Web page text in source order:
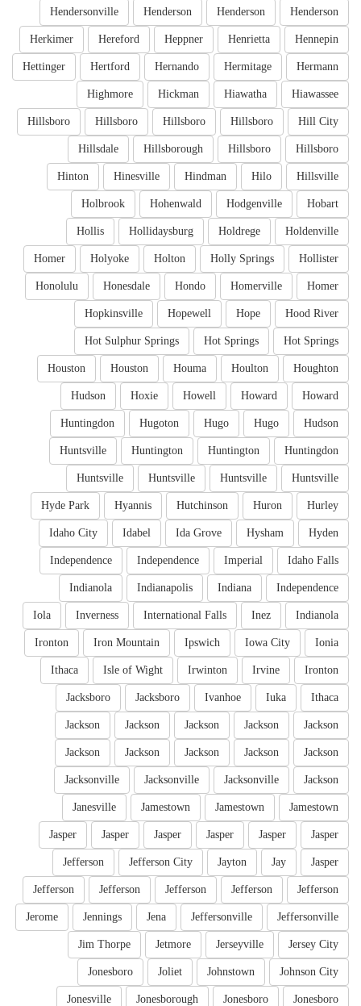
Henderson
Henderson
Henderson
Hendersonville
Hennepin
Henrietta
Heppner
Hereford
Herkimer
Hermann
Hermitage
Hernando
Hertford
Hettinger
Hiawassee
Hiawatha
Hickman
Highmore
Hill City
Hillsboro
Hillsboro
Hillsboro
Hillsboro
Hillsboro
Hillsboro
Hillsborough
Hillsdale
Hillsville
Hilo
Hindman
Hinesville
Hinton
Hobart
Hodgenville
Hohenwald
Holbrook
Holdenville
Holdrege
Hollidaysburg
Hollis
Hollister
Holly Springs
Holton
Holyoke
Homer
Homer
Homerville
Hondo
Honesdale
Honolulu
Hood River
Hope
Hopewell
Hopkinsville
Hot Springs
Hot Springs
Hot Sulphur Springs
Houghton
Houlton
Houma
Houston
Houston
Howard
Howard
Howell
Hoxie
Hudson
Hudson
Hugo
Hugo
Hugoton
Huntingdon
Huntingdon
Huntington
Huntington
Huntsville
Huntsville
Huntsville
Huntsville
Huntsville
Hurley
Huron
Hutchinson
Hyannis
Hyde Park
Hyden
Hysham
Ida Grove
Idabel
Idaho City
Idaho Falls
Imperial
Independence
Independence
Independence
Indiana
Indianapolis
Indianola
Indianola
Inez
International Falls
Inverness
Iola
Ionia
Iowa City
Ipswich
Iron Mountain
Ironton
Ironton
Irvine
Irwinton
Isle of Wight
Ithaca
Ithaca
Iuka
Ivanhoe
Jacksboro
Jacksboro
Jackson
Jackson
Jackson
Jackson
Jackson
Jackson
Jackson
Jackson
Jackson
Jackson
Jackson
Jacksonville
Jacksonville
Jacksonville
Jamestown
Jamestown
Jamestown
Janesville
Jasper
Jasper
Jasper
Jasper
Jasper
Jasper
Jasper
Jay
Jayton
Jefferson City
Jefferson
Jefferson
Jefferson
Jefferson
Jefferson
Jefferson
Jeffersonville
Jeffersonville
Jena
Jennings
Jerome
Jersey City
Jerseyville
Jetmore
Jim Thorpe
Johnson City
Johnstown
Joliet
Jonesboro
Jonesboro
Jonesboro
Jonesborough
Jonesville